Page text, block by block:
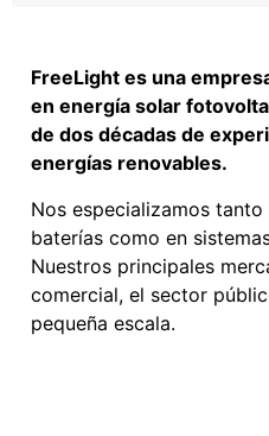
FreeLight es una
en energía solar
de dos décadas de
energías renovables.
Nos especializamos
baterías como en
Nuestros principales
comercial, el sector
pequeña escala.